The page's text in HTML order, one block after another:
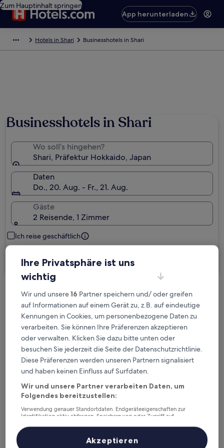
Zum Hauptinhalt springen
App herunterladen
Hotels in Shari Businesshotels in Shari
Businesshotels in Shari
Wo soll’s hingehen?
Shari, Präfektur Hokkaido, Japan
Daten
Do., 20. Aug. - Fr., 21. Aug.
Gäste
2 Reisende, 1 Zimmer
Ich reise geschäftlich
Suchen
Kostenlose Stornierung bei
Planänderungen
Verdiene Prämien für jede
wahrgenommene Übernachtung
Mehr sparen mit Preisen für Mitglieder
Überprüfe die Preise für diese Daten
Ihre Privatsphäre ist uns
wichtig
Wir und unsere16 Partner speichern und/ oder greifen
auf Informationen auf einem Gerät zu, z.B. auf eindeutige
Kennungen in Cookies, um personenbezogene Daten zu
verarbeiten. Sie können Ihre Präferenzen akzeptieren
oder verwalten. Klicken Sie dazu bitte unten oder
besuchen Sie jederzeit die Seite der Datenschutzrichtlinie.
Diese Präferenzen werden unseren Partnern signalisiert
und haben keinen Einfluss auf Surfdaten.
Wir und unsere Partner verarbeiten Daten, um
Folgendes bereitzustellen:
Verwendung genauer Standortdaten. Endgeräteeigenschaften zur
Identifikation aktiv abfragen. Speichern von oder Zugriff auf
Inhalte, Messung von Werbeleistung und der Performance von Inhalten,
Zielgruppenforschung sowie Entwicklung und Verbesserung von
Akzeptieren